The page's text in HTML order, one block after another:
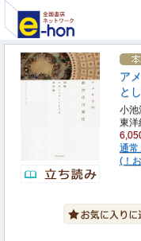
ア
と
小池
東洋
通常
(！